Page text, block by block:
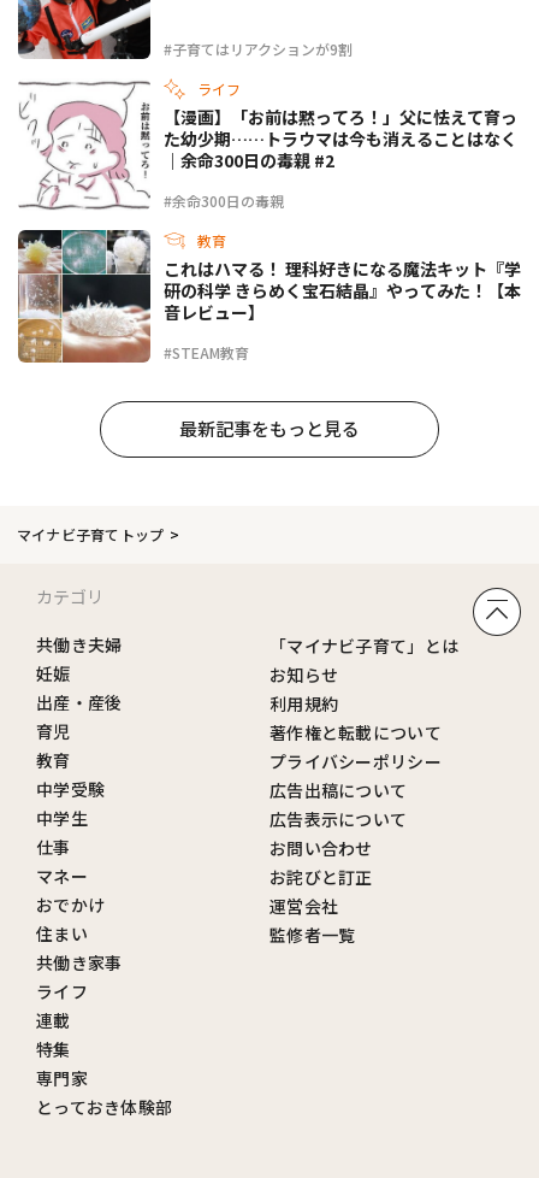
#子育てはリアクションが9割
ライフ
#余命300日の毒親
【漫画】「お前は黙ってろ！」父に怯えて育っ
た幼少期……トラウマは今も消えることはなく
｜余命300日の毒親 #2
教育
#STEAM教育
これはハマる！ 理科好きになる魔法キット『学
研の科学 きらめく宝石結晶』やってみた！【本
音レビュー】
最新記事をもっと見る
マイナビ子育てトップ
カテゴリ
共働き夫婦
妊娠
出産・産後
育児
教育
中学受験
中学生
仕事
マネー
おでかけ
住まい
共働き家事
ライフ
連載
特集
専門家
とっておき体験部
「マイナビ子育て」とは
お知らせ
利用規約
著作権と転載について
プライバシーポリシー
広告出稿について
広告表示について
お問い合わせ
お詫びと訂正
運営会社
監修者一覧